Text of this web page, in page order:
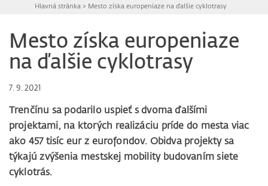
Hlavná stránka > Mesto získa europeniaze na ďalšie cyklotrasy
Mesto získa europeniaze
na ďalšie cyklotrasy
7. 9. 2021
Trenčínu sa podarilo uspieť s dvoma ďalšími
projektami, na ktorých realizáciu príde do mesta viac
ako 457 tisíc eur z eurofondov. Obidva projekty sa
týkajú zvýšenia mestskej mobility budovaním siete
cyklotrás.